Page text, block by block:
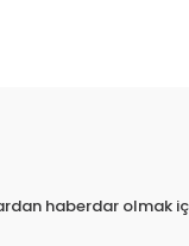
haberdar olmak